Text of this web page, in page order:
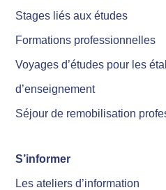
Stages liés aux études
Formations professionnelles
Voyages d’études pour les
d’enseignement
Séjour de remobilisation
S’informer
Les ateliers d’information